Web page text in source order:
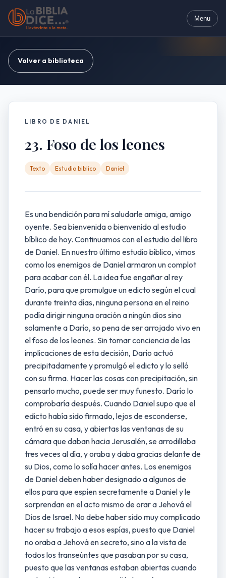
Menu
Volver a biblioteca
LIBRO DE DANIEL
23. Foso de los leones
Texto Estudio biblico Daniel
Es una bendición para mí saludarle amiga, amigo
oyente. Sea bienvenida o bienvenido al estudio
bíblico de hoy. Continuamos con el estudio del libro
de Daniel. En nuestro último estudio bíblico, vimos
como los enemigos de Daniel armaron un complot
para acabar con él. La idea fue engañar al rey
Darío, para que promulgue un edicto según el cual
durante treinta días, ninguna persona en el reino
podía dirigir ninguna oración a ningún dios sino
solamente a Darío, so pena de ser arrojado vivo en
el foso de los leones. Sin tomar conciencia de las
implicaciones de esta decisión, Darío actuó
precipitadamente y promulgó el edicto y lo selló
con su firma. Hacer las cosas con precipitación, sin
pensarlo mucho, puede ser muy funesto. Darío lo
comprobaría después. Cuando Daniel supo que el
edicto había sido firmado, lejos de esconderse,
entró en su casa, y abiertas las ventanas de su
cámara que daban hacia Jerusalén, se arrodillaba
tres veces al día, y oraba y daba gracias delante de
su Dios, como lo solía hacer antes. Los enemigos
de Daniel deben haber designado a algunos de
ellos para que espíen secretamente a Daniel y le
sorprendan en el acto mismo de orar a Jehová el
Dios de Israel. No debe haber sido muy complicado
hacer su trabajo a esos espías, puesto que Daniel
no oraba a Jehová en secreto, sino a la vista de
todos los transeúntes que pasaban por su casa,
puesto que las ventanas estaban abiertas cuando